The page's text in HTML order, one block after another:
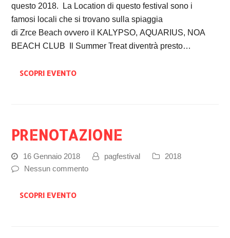
questo 2018. La Location di questo festival sono i
famosi locali che si trovano sulla spiaggia
di Zrce Beach ovvero il KALYPSO, AQUARIUS, NOA
BEACH CLUB Il Summer Treat diventrà presto…
SCOPRI EVENTO
PRENOTAZIONE
16 Gennaio 2018 pagfestival
2018
Nessun commento
SCOPRI EVENTO